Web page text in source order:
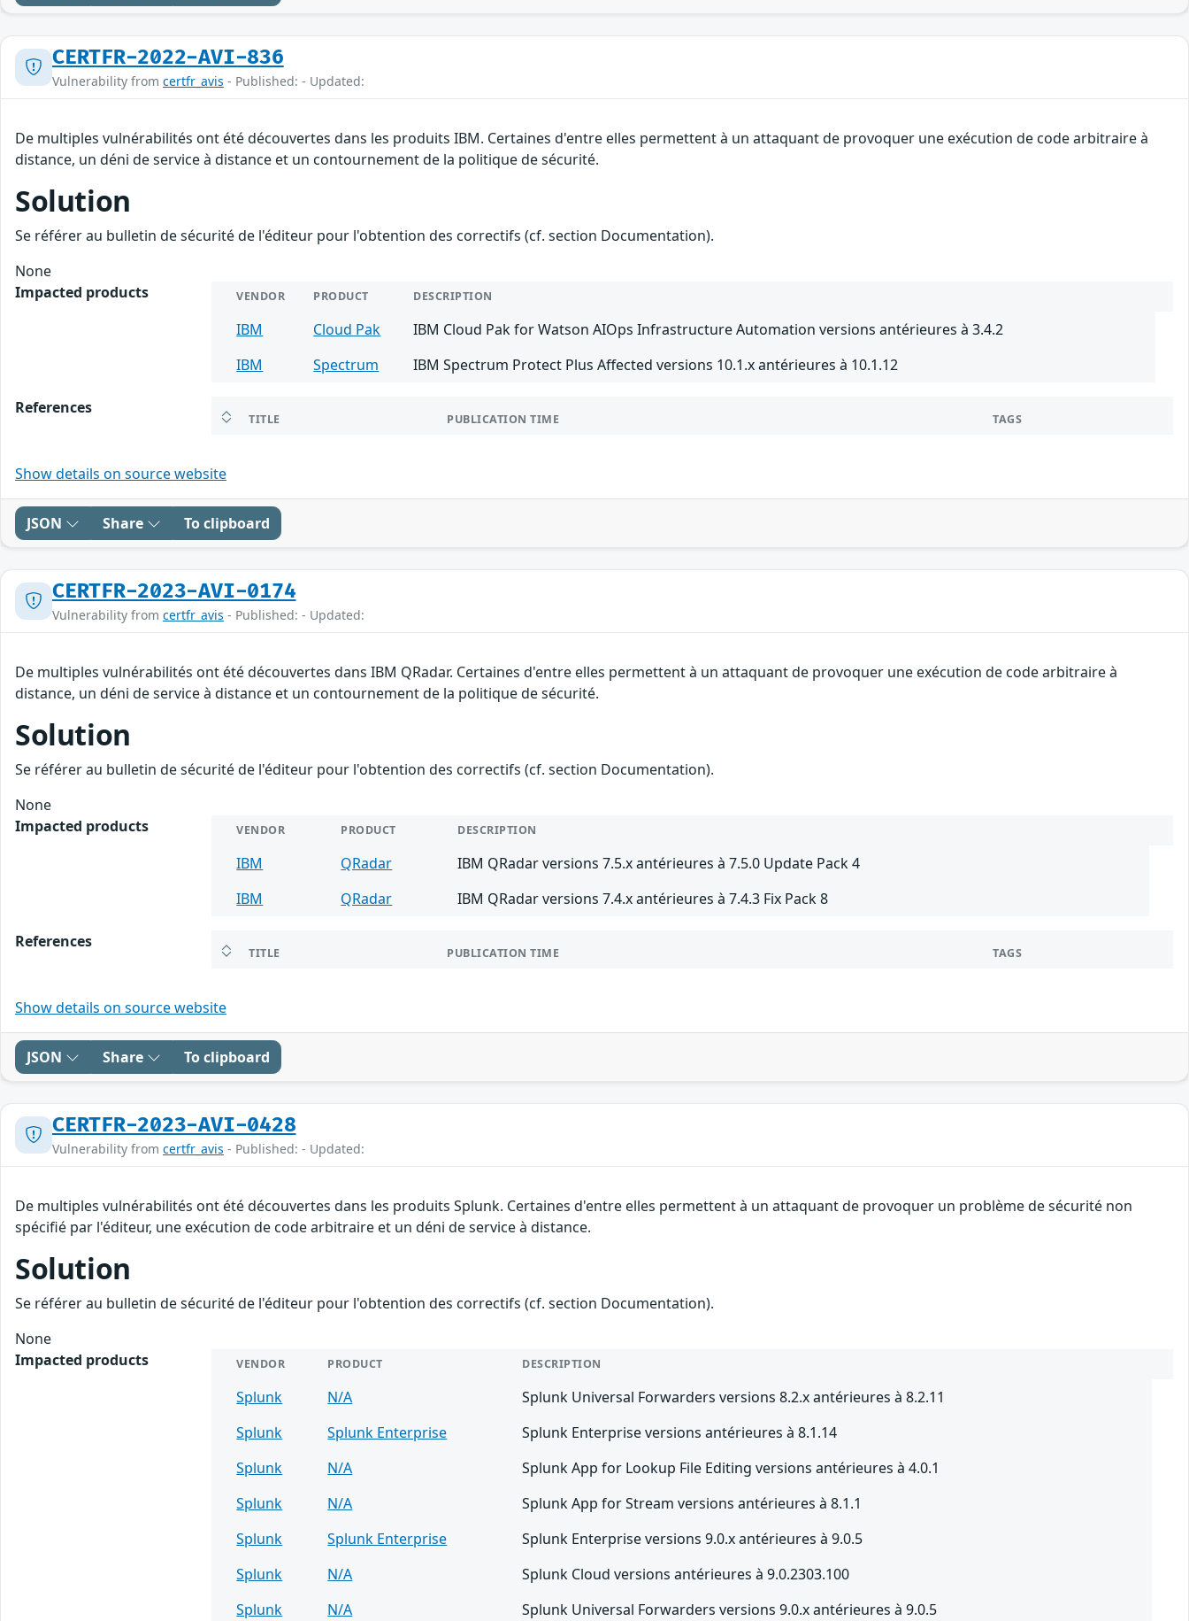
CERTFR-2022-AVI-836
Vulnerability from certfr_avis - Published: - Updated:
De multiples vulnérabilités ont été découvertes dans les produits IBM. Certaines d'entre elles permettent à un attaquant de provoquer une exécution de code arbitraire à
distance, un déni de service à distance et un contournement de la politique de sécurité.
Solution
Se référer au bulletin de sécurité de l'éditeur pour l'obtention des correctifs (cf. section Documentation).
None
Impacted products
VENDOR PRODUCT DESCRIPTION
IBM Cloud Pak
IBM Cloud Pak for Watson AIOps Infrastructure Automation versions antérieures à 3.4.2
IBM
Spectrum IBM Spectrum Protect Plus Affected versions 10.1.x antérieures à 10.1.12
References
TITLE PUBLICATION TIME TAGS
Show details on source website
JSON Share To clipboard
CERTFR-2023-AVI-0174
Vulnerability from certfr_avis - Published: - Updated:
De multiples vulnérabilités ont été découvertes dans IBM QRadar. Certaines d'entre elles permettent à un attaquant de provoquer une exécution de code arbitraire à
distance, un déni de service à distance et un contournement de la politique de sécurité.
Solution
Se référer au bulletin de sécurité de l'éditeur pour l'obtention des correctifs (cf. section Documentation).
None
Impacted products
VENDOR PRODUCT DESCRIPTION
IBM QRadar
IBM QRadar versions 7.5.x antérieures à 7.5.0 Update Pack 4
IBM
QRadar IBM QRadar versions 7.4.x antérieures à 7.4.3 Fix Pack 8
References
TITLE PUBLICATION TIME TAGS
Show details on source website
JSON Share To clipboard
CERTFR-2023-AVI-0428
Vulnerability from certfr_avis - Published: - Updated:
De multiples vulnérabilités ont été découvertes dans les produits Splunk. Certaines d'entre elles permettent à un attaquant de provoquer un problème de sécurité non
spécifié par l'éditeur, une exécution de code arbitraire et un déni de service à distance.
Solution
Se référer au bulletin de sécurité de l'éditeur pour l'obtention des correctifs (cf. section Documentation).
None
Impacted products
VENDOR PRODUCT DESCRIPTION
Splunk N/A
Splunk Universal Forwarders versions 8.2.x antérieures à 8.2.11
Splunk
Splunk Enterprise
Splunk Enterprise versions antérieures à 8.1.14
Splunk
N/A
Splunk App for Lookup File Editing versions antérieures à 4.0.1
Splunk
N/A
Splunk App for Stream versions antérieures à 8.1.1
Splunk
Splunk Enterprise
Splunk Enterprise versions 9.0.x antérieures à 9.0.5
Splunk
N/A
Splunk Cloud versions antérieures à 9.0.2303.100
Splunk
N/A Splunk Universal Forwarders versions 9.0.x antérieures à 9.0.5